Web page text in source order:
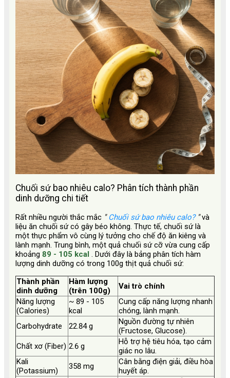
Chuối sứ bao nhiêu calo? Phân tích thành phần
dinh dưỡng chi tiết
Rất nhiều người thắc mắc "Chuối sứ bao nhiêu calo? "và
liệu ăn chuối sứ có gây béo không. Thực tế, chuối sứ là
một thực phẩm vô cùng lý tưởng cho chế độ ăn kiêng và
lành mạnh. Trung bình, một quả chuối sứ cỡ vừa cung cấp
khoảng 89 - 105 kcal . Dưới đây là bảng phân tích hàm
lượng dinh dưỡng có trong 100g thịt quả chuối sứ:
Thành phần
dinh dưỡng
Hàm lượng
(trên 100g)
Vai trò chính
Năng lượng
(Calories)
~ 89 - 105
kcal
Cung cấp năng lượng nhanh
chóng, lành mạnh.
Carbohydrate
22.84 g
Nguồn đường tự nhiên
(Fructose, Glucose).
Chất xơ (Fiber) 2.6 g
Hỗ trợ hệ tiêu hóa, tạo cảm
giác no lâu.
Kali
(Potassium)
358 mg
Cân bằng điện giải, điều hòa
huyết áp.